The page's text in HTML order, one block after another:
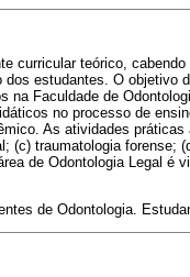
curricular teórico,
estudantes. O objetivo
Faculdade de
no processo de
As atividades práticas
(c) traumatologia forense;
de Odontologia Legal é
de Odontologia.